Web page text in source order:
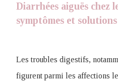
Diarrhées aiguës chez
symptômes et solutions
Les troubles digestifs,
figurent parmi les affections